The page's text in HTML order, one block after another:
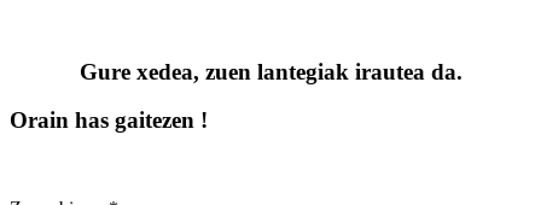
Gure xedea, zuen lantegiak irautea da.
Orain has gaitezen !